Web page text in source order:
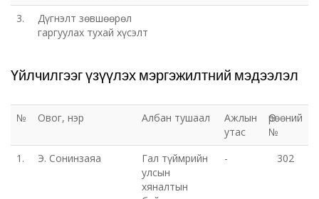
3.
Дүгнэлт зөвшөөрөл
гаргуулах тухай хүсэлт
Үйлчилгээг үзүүлэх мэргэжилтний мэдээлэл
№ Овог, нэр Албан тушаал
Ажлын
утас
Өрөөний
№
1.
Э. Сонинзаяа
Гал түймрийн
улсын
хяналтын
- 302